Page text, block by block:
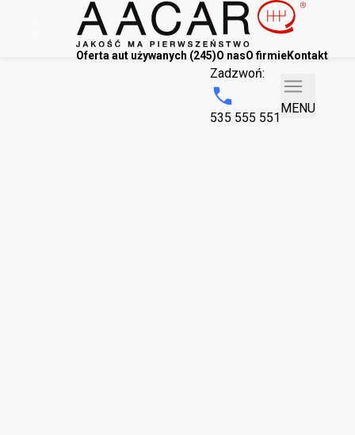
Oferta aut używanych (245)O nasO firmieKontakt
Zadzwoń:
535 555 551
MENU